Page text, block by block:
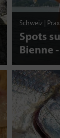
Schweiz |
Spots
Bienne